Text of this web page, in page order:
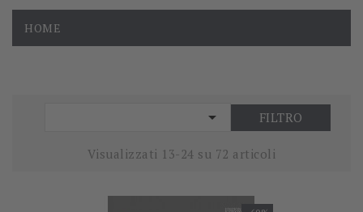
HOME
 FILTRO
Visualizzati 13-24 su 72 articoli